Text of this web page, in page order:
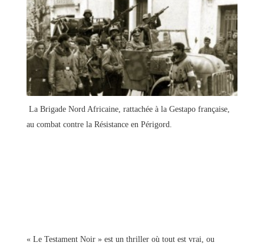
La Brigade Nord Africaine, rattachée à la Gestapo française,
au combat contre la Résistance en Périgord.
« Le Testament Noir » est un thriller où tout est vrai, ou